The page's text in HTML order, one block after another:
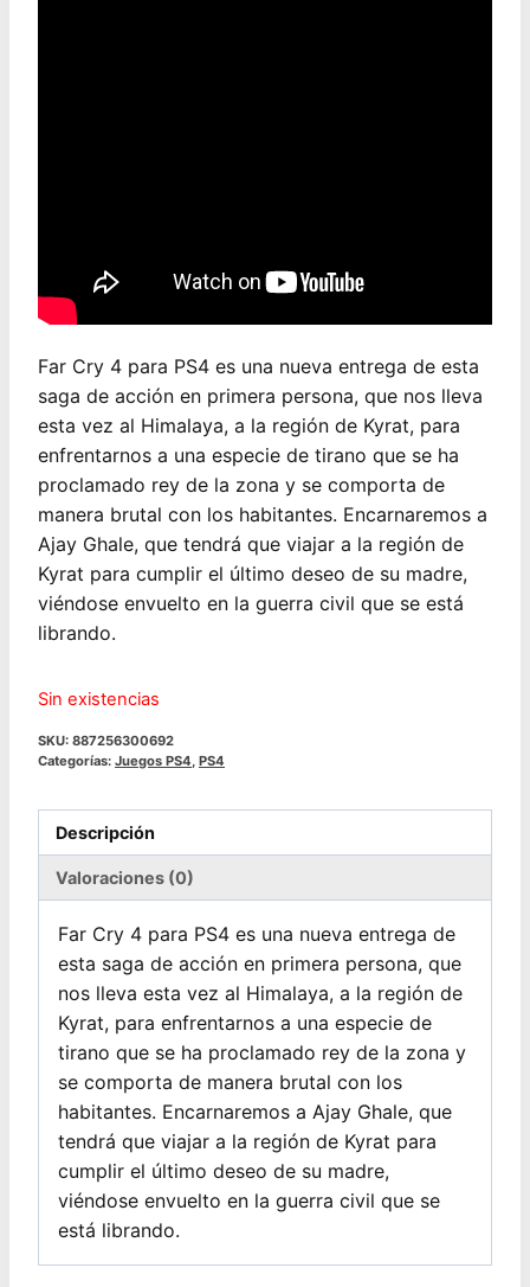
Far Cry 4 para PS4 es una nueva entrega de esta
saga de acción en primera persona, que nos lleva
esta vez al Himalaya, a la región de Kyrat, para
enfrentarnos a una especie de tirano que se ha
proclamado rey de la zona y se comporta de
manera brutal con los habitantes. Encarnaremos a
Ajay Ghale, que tendrá que viajar a la región de
Kyrat para cumplir el último deseo de su madre,
viéndose envuelto en la guerra civil que se está
librando.
Sin existencias
SKU: 887256300692
Categorías: Juegos PS4 PS4
Descripción
Valoraciones (0)
Far Cry 4 para PS4 es una nueva entrega de
esta saga de acción en primera persona, que
nos lleva esta vez al Himalaya, a la región de
Kyrat, para enfrentarnos a una especie de
tirano que se ha proclamado rey de la zona y
se comporta de manera brutal con los
habitantes. Encarnaremos a Ajay Ghale, que
tendrá que viajar a la región de Kyrat para
cumplir el último deseo de su madre,
viéndose envuelto en la guerra civil que se
está librando.